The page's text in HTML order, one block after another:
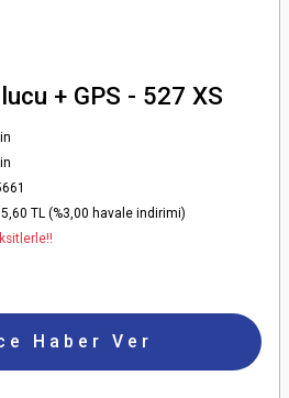
+ GPS - 527 XS
TL (%3,00 havale indirimi)
Haber Ver